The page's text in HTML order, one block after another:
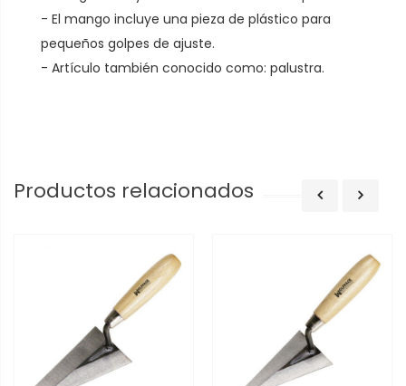
- El mango incluye una pieza de plástico para
pequeños golpes de ajuste.
- Artículo también conocido como: palustra.
Productos relacionados